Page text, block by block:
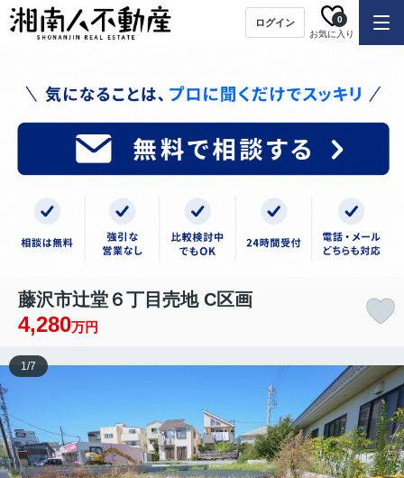
ログイン
お気に入り
0
藤沢市辻堂６丁目売地 C区画
4,280万円
1/7